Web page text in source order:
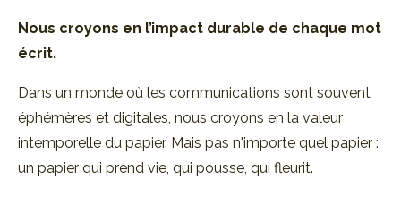
Nous croyons en l’impact durable de chaque mot
écrit.
Dans un monde où les communications sont souvent
éphémères et digitales, nous croyons en la valeur
intemporelle du papier. Mais pas n'importe quel papier :
un papier qui prend vie, qui pousse, qui fleurit.